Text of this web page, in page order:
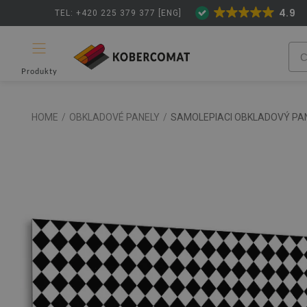
TEL: +420 225 379 377 [ENG] 4.9
Produkty
HOME / OBKLADOVÉ PANELY / SAMOLEPIACI OBKLADOVÝ